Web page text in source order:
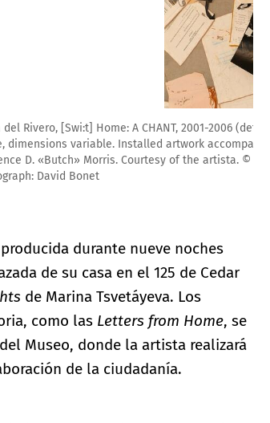
paper, mended and sewn into tarlatan
Bring Light, 2006, composed by
del Rivero, VEGAP, Illes Balears, 2021.
durante nueve noches
de su casa en el 125 de Cedar
de Marina Tsvetáyeva. Los
como las Letters from Home, se
Museo, donde la artista realizará
de la ciudadanía.